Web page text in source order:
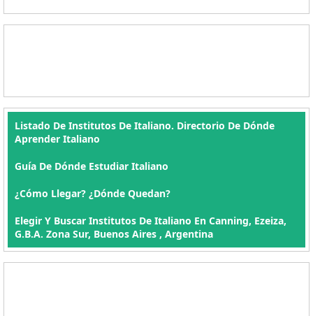
Listado De Institutos De Italiano. Directorio De Dónde
Aprender Italiano
Guía De Dónde Estudiar Italiano
¿Cómo Llegar? ¿Dónde Quedan?
Elegir Y Buscar Institutos De Italiano En Canning, Ezeiza,
G.B.A. Zona Sur, Buenos Aires , Argentina